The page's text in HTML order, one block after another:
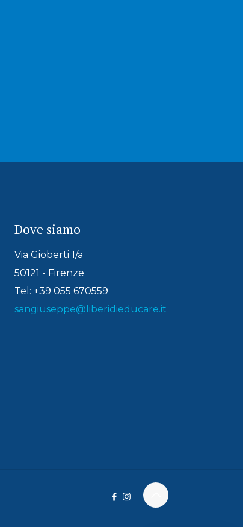
Dove siamo
Via Gioberti 1/a
50121 - Firenze
Tel: +39 055 670559
sangiuseppe@liberidieducare.it